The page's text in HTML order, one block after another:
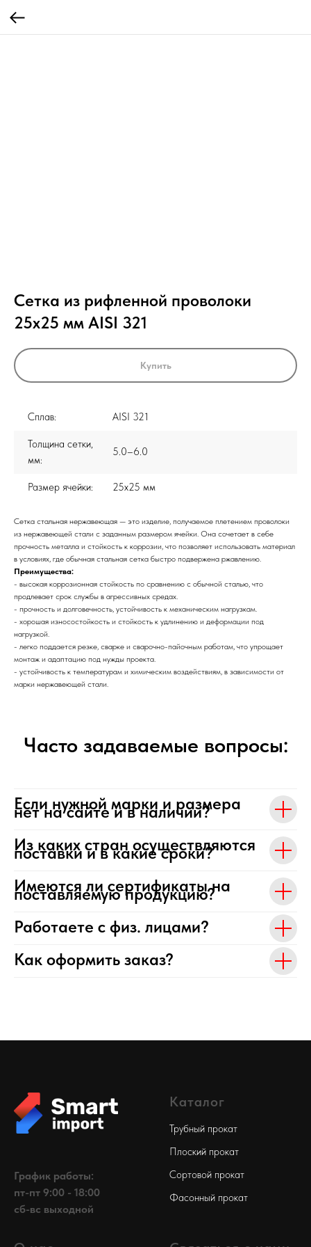
Сетка из рифленной проволоки
25x25 мм AISI 321
Купить
Сплав: AISI 321
Толщина сетки,
мм:
5.0–6.0
Размер ячейки: 25x25 мм
Сетка стальная нержавеющая — это изделие, получаемое плетением проволоки
из нержавеющей стали с заданным размером ячейки. Она сочетает в себе
прочность металла и стойкость к коррозии, что позволяет использовать материал
в условиях, где обычная стальная сетка быстро подвержена ржавлению.
Преимущества:
- высокая коррозионная стойкость по сравнению с обычной сталью, что
продлевает срок службы в агрессивных средах.
- прочность и долговечность, устойчивость к механическим нагрузкам.
- хорошая износостойкость и стойкость к удлинению и деформации под
нагрузкой.
- легко поддается резке, сварке и сварочно-пайочным работам, что упрощает
монтаж и адаптацию под нужды проекта.
- устойчивость к температурам и химическим воздействиям, в зависимости от
марки нержавеющей стали.
Часто задаваемые вопросы:
Если нужной марки и размера
нет на сайте и в наличии?
Из каких стран осуществляются
поставки и в какие сроки?
Имеются ли сертификаты на
поставляемую продукцию?
Работаете с физ. лицами?
Как оформить заказ?
График работы:
пт-пт 9:00 - 18:00
сб-вс выходной
Каталог
Трубный прокат
Плоский прокат
Сортовой прокат
Фасонный прокат